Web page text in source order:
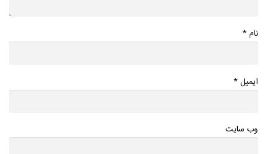
نام*
ایمیل*
وب سایت